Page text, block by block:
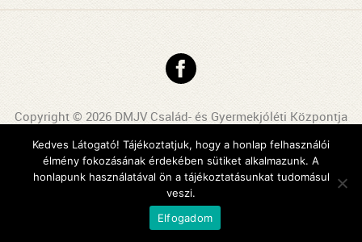
Copyright © 2026 DMJV Család- és Gyermekjóléti Központja
Arculattervezés, honlaptervezés: Kreatív Vonalak
Kedves Látogató! Tájékoztatjuk, hogy a honlap felhasználói
élmény fokozásának érdekében sütiket alkalmazunk. A
honlapunk használatával ön a tájékoztatásunkat tudomásul
veszi.
Elfogadom